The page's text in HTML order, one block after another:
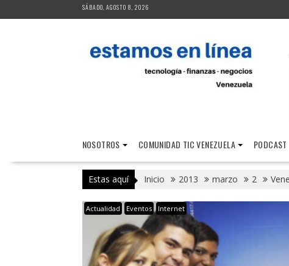
al
SÁBADO, AGOSTO 8, 2026
NOSOTROS COMUNIDAD TIC VENEZUELA PODCAST
Estas aquí Inicio 2013 marzo 2
Actualidad Eventos Internet